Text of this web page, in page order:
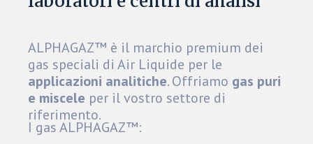
ALPHAGAZ™ è il marchio premium dei
gas speciali di Air Liquide per le
applicazioni analitiche. Offriamo gas puri
e miscele per il vostro settore di
riferimento.
I gas ALPHAGAZ™: